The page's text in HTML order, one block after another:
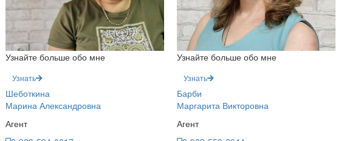
Узнайте больше обо мне
Узнать
Шеботкина
Марина Александровна
Агент
Узнайте больше обо мне
Узнать
Барби
Маргарита Викторовна
Агент